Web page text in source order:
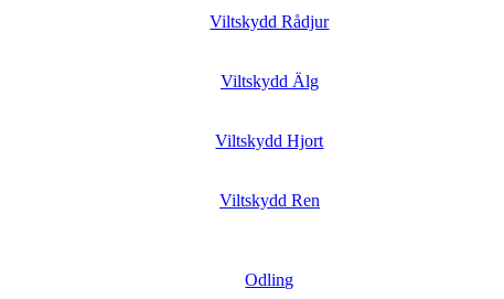
Viltskydd Rådjur
Viltskydd Älg
Viltskydd Hjort
Viltskydd Ren
Odling